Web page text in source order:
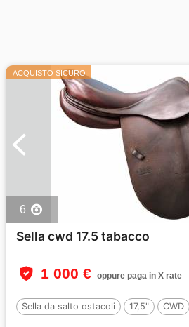
ACQUISTO SICURO
6
Sella cwd 17.5 tabacco
1 000 € oppure paga in X rate
Sella da salto ostacoli 17,5" CWD